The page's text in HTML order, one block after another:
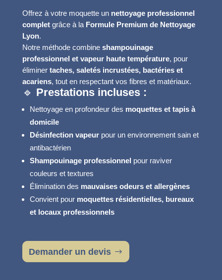
Offrez à votre moquette un nettoyage professionnel
completgrâce à la Formule Premium de Nettoyage
Lyon.
Notre méthode combine shampouinage
professionnel et vapeur haute température, pour
éliminer taches, saletés incrustées, bactéries et
acariens, tout en respectant vos fibres et matériaux.
🔹 Prestations incluses :
Nettoyage en profondeur des moquettes et tapis à
domicile
Désinfection vapeurpour un environnement sain et
antibactérien
Shampouinage professionnel pour raviver
couleurs et textures
Élimination des mauvaises odeurs et allergènes
Convient pour moquettes résidentielles, bureaux
et locaux professionnels
Demander un devis